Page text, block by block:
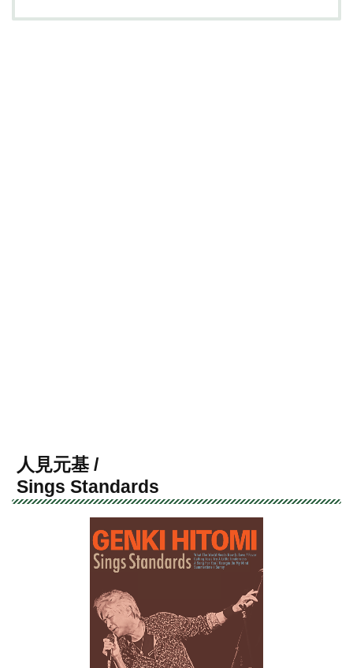
人見元基 /
Sings Standards